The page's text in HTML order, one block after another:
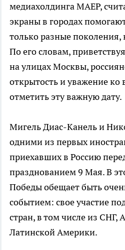
медиахолдинга МАЕР,
экраны в городах
только разные поколения,
По его словам,
на улицах Москвы,
открытость и уважение ко
отметить эту важную дату.
Мигель Диас-Канель и
одними из первых
приехавших в Россию
празднованием 9 Мая. В
Победы обещает быть
событием: свое участие
стран, в том числе из СНГ,
Латинской Америки.